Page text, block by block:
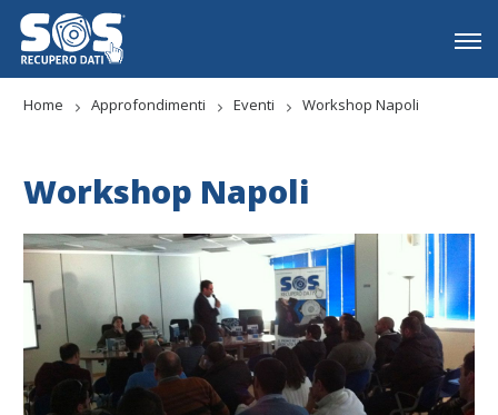
Home Approfondimenti Eventi Workshop Napoli
Workshop Napoli